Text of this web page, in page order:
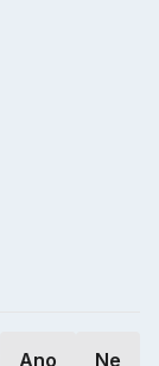
Ano Ne